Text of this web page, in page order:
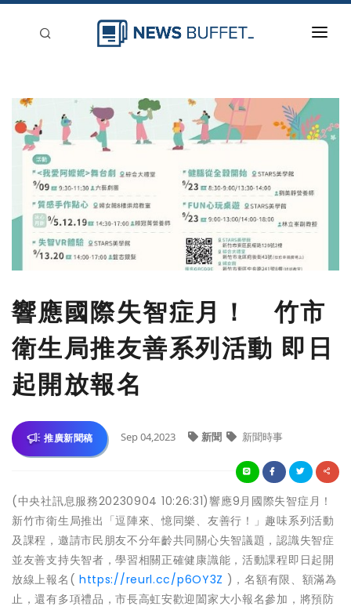
新聞稿分類
登入
刊登
響應國際失智症月！ 竹市
衛生局推友善系列活動 即日
起開放報名
推廣新聞稿 Sep 04,2023 新聞 新聞時事
(中央社訊息服務20230904 10:26:31)響應9月國際失智症月！
新竹市衛生局推出「逗陣來、憶同樂、友善行！」趣味系列活動
及課程，邀請市民朋友不分年齡共同關心失智議題，認識失智症
並友善支持失智者，學習相關正確健康識能，活動課程即日起開
放線上報名( https://reurl.cc/p6OY3Z )，名額有限、額滿為
止，還有多項禮品，市長高虹安歡迎闔家大小報名參加，將預防